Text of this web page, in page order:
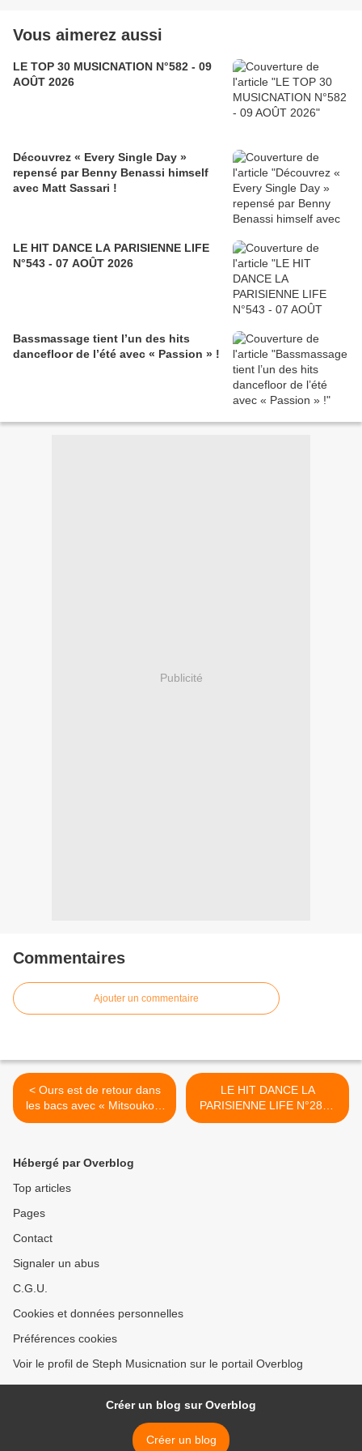
Vous aimerez aussi
LE TOP 30 MUSICNATION N°582 - 09
AOÛT 2026
Découvrez « Every Single Day »
repensé par Benny Benassi himself
avec Matt Sassari !
LE HIT DANCE LA PARISIENNE LIFE
N°543 - 07 AOÛT 2026
Bassmassage tient l’un des hits
dancefloor de l’été avec « Passion » !
Publicité
Commentaires
Ajouter un commentaire
< Ours est de retour dans
les bacs avec « Mitsouko »
!
LE HIT DANCE LA
PARISIENNE LIFE N°285 -
27 AOÛT 2021 >
Hébergé par Overblog
Top articles
Pages
Contact
Signaler un abus
C.G.U.
Cookies et données personnelles
Préférences cookies
Voir le profil de Steph Musicnation sur le portail Overblog
Créer un blog sur Overblog
Créer un blog